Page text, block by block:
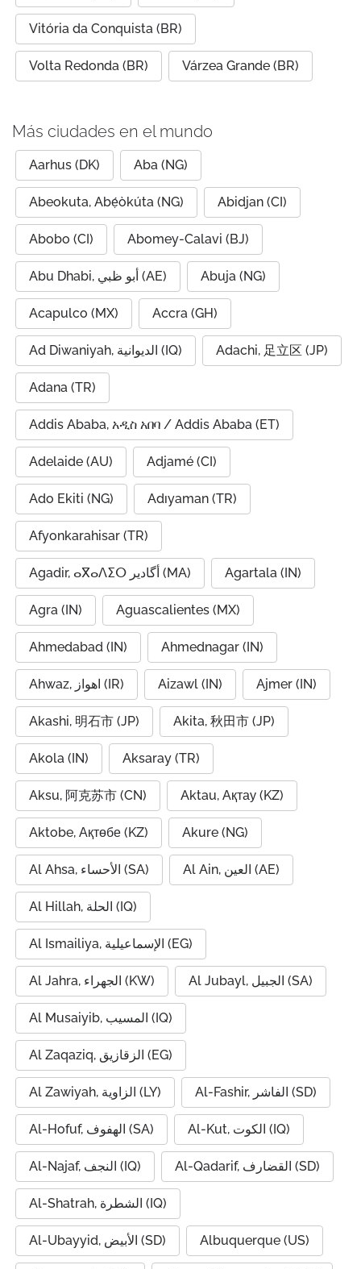
Vitória da Conquista (BR)
Volta Redonda (BR) Várzea Grande (BR)
Más ciudades en el mundo
Aarhus (DK) Aba (NG)
Abeokuta, Abẹ́òkúta (NG) Abidjan (CI)
Abobo (CI) Abomey-Calavi (BJ)
Abu Dhabi, أبو ظبي (AE) Abuja (NG)
Acapulco (MX) Accra (GH)
Ad Diwaniyah, الديوانية (IQ) Adachi, 足立区 (JP)
Adana (TR)
Addis Ababa, አዲስ አበባ / Addis Ababa (ET)
Adelaide (AU) Adjamé (CI)
Ado Ekiti (NG) Adıyaman (TR)
Afyonkarahisar (TR)
Agadir, ⴰⴳⴰⴷⵉⵔ أگادیر (MA) Agartala (IN)
Agra (IN) Aguascalientes (MX)
Ahmedabad (IN) Ahmednagar (IN)
Ahwaz, اهواز (IR) Aizawl (IN) Ajmer (IN)
Akashi, 明石市 (JP) Akita, 秋田市 (JP)
Akola (IN) Aksaray (TR)
Aksu, 阿克苏市 (CN) Aktau, Ақтау (KZ)
Aktobe, Ақтөбе (KZ) Akure (NG)
Al Ahsa, الأحساء (SA) Al Ain, العين (AE)
Al Hillah, الحلة (IQ)
Al Ismailiya, الإسماعيلية (EG)
Al Jahra, الجهراء (KW) Al Jubayl, الجبيل (SA)
Al Musaiyib, المسيب (IQ)
Al Zaqaziq, الزقازيق (EG)
Al Zawiyah, الزاوية (LY) Al-Fashir, الفاشر (SD)
Al-Hofuf, الهفوف (SA) Al-Kut, الكوت (IQ)
Al-Najaf, النجف (IQ) Al-Qadarif, القضارف (SD)
Al-Shatrah, الشطرة (IQ)
Al-Ubayyid, الأبيض (SD) Albuquerque (US)